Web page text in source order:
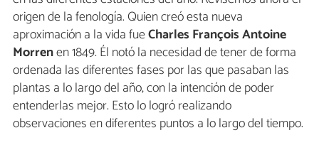
origen de la fenología. Quien creó esta nueva
aproximación a la vida fueCharles François Antoine
Morrenen 1849. Él notó la necesidad de tener de forma
ordenada las diferentes fases por las que pasaban las
plantas a lo largo del año, con la intención de poder
entenderlas mejor. Esto lo logró realizando
observaciones en diferentes puntos a lo largo del tiempo.